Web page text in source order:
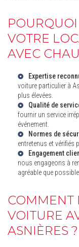
VOTRE
AVEC
Expertise
voiture particulier à
plus élevées.
Qualité de
fournir un service
événement.
Normes de
entretenus et vérifiés
Engagement
nous engageons à
agréable que possible.
COMMENT
VOITURE
ASNIÈRES ?